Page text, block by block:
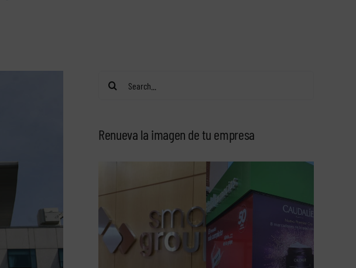
Search
Renueva la imagen de tu empresa